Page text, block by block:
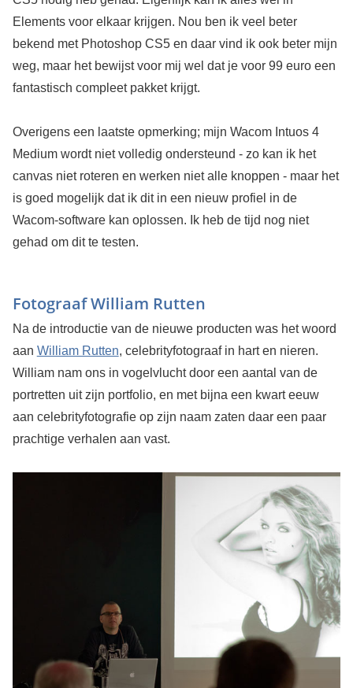
Elements voor elkaar krijgen. Nou ben ik veel beter
bekend met Photoshop CS5 en daar vind ik ook beter mijn
weg, maar het bewijst voor mij wel dat je voor 99 euro een
fantastisch compleet pakket krijgt.
Overigens een laatste opmerking; mijn Wacom Intuos 4
Medium wordt niet volledig ondersteund - zo kan ik het
canvas niet roteren en werken niet alle knoppen - maar het
is goed mogelijk dat ik dit in een nieuw profiel in de
Wacom-software kan oplossen. Ik heb de tijd nog niet
gehad om dit te testen.
Fotograaf William Rutten
Na de introductie van de nieuwe producten was het woord
aan William Rutten, celebrityfotograaf in hart en nieren.
William nam ons in vogelvlucht door een aantal van de
portretten uit zijn portfolio, en met bijna een kwart eeuw
aan celebrityfotografie op zijn naam zaten daar een paar
prachtige verhalen aan vast.